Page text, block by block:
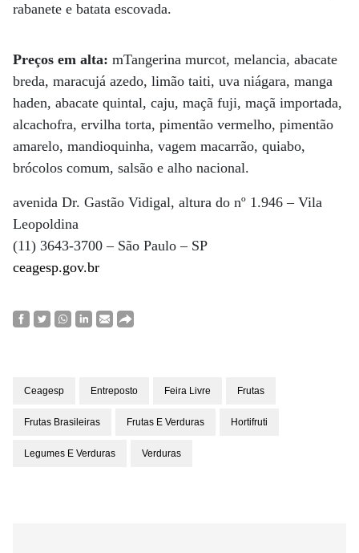
rabanete e batata escovada.
Preços em alta: mTangerina murcot, melancia, abacate
breda, maracujá azedo, limão taiti, uva niágara, manga
haden, abacate quintal, caju, maçã fuji, maçã importada,
alcachofra, ervilha torta, pimentão vermelho, pimentão
amarelo, mandioquinha, vagem macarrão, quiabo,
brócolos comum, salsão e alho nacional.
avenida Dr. Gastão Vidigal, altura do nº 1.946 – Vila
Leopoldina
(11) 3643-3700 – São Paulo – SP
ceagesp.gov.br
Ceagesp Entreposto Feira Livre Frutas
Frutas Brasileiras Frutas E Verduras Hortifruti
Legumes E Verduras Verduras